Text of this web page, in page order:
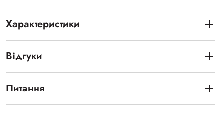
Характеристики
Відгуки
Питання